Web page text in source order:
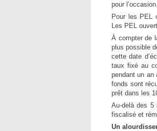
pour
Pour les PEL
Les PEL
À compter de
plus possible
cette date
taux fixé au
pendant un an
fonds sont
prêt dans les
Au-delà des 5
fiscalisé et
Un